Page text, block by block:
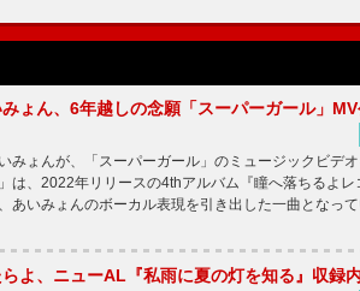
ょん、6年越しの念願「スーパーガール」MV
みょんが、「スーパーガール」のミュージックビデ
は、2022年リリースの4thアルバム『瞳へ落ちるよ
あいみょんのボーカル表現を引き出した一曲とな
らよ、ニューAL『私雨に夏の灯を知る』収録